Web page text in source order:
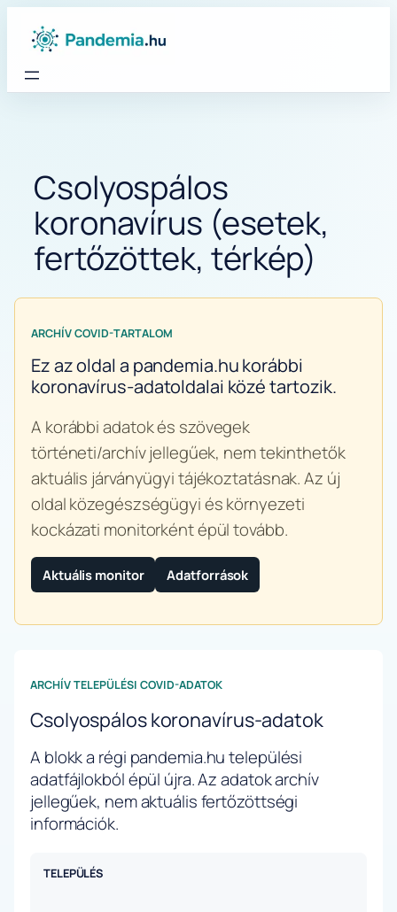
Csolyospálos
koronavírus (esetek,
fertőzöttek, térkép)
ARCHÍV COVID-TARTALOM
Ez az oldal a pandemia.hu korábbi
koronavírus-adatoldalai közé tartozik.
A korábbi adatok és szövegek
történeti/archív jellegűek, nem tekinthetők
aktuális járványügyi tájékoztatásnak. Az új
oldal közegészségügyi és környezeti
kockázati monitorként épül tovább.
Aktuális monitor Adatforrások
ARCHÍV TELEPÜLÉSI COVID-ADATOK
Csolyospálos koronavírus-adatok
A blokk a régi pandemia.hu települési
adatfájlokból épül újra. Az adatok archív
jellegűek, nem aktuális fertőzöttségi
információk.
TELEPÜLÉS